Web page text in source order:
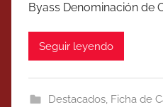
Byass Denominación de
Seguir leyendo
Destacados, Ficha de